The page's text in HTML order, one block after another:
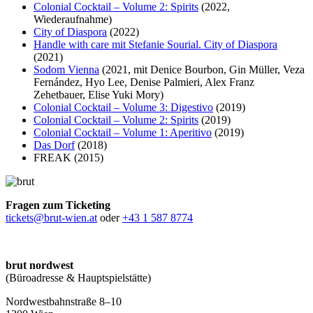
Colonial Cocktail – Volume 2: Spirits (2022,
Wiederaufnahme)
City of Diaspora (2022)
Handle with care mit Stefanie Sourial. City of Diaspora
(2021)
Sodom Vienna (2021, mit Denice Bourbon, Gin Müller, Veza
Fernández, Hyo Lee, Denise Palmieri, Alex Franz
Zehetbauer, Elise Yuki Mory)
Colonial Cocktail – Volume 3: Digestivo (2019)
Colonial Cocktail – Volume 2: Spirits (2019)
Colonial Cocktail – Volume 1: Aperitivo (2019)
Das Dorf(2018)
FREAK (2015)
Fragen zum Ticketing
tickets@brut-wien.at oder+43 1 587 8774
brut nordwest
(Büroadresse & Hauptspielstätte)
Nordwestbahnstraße 8–10